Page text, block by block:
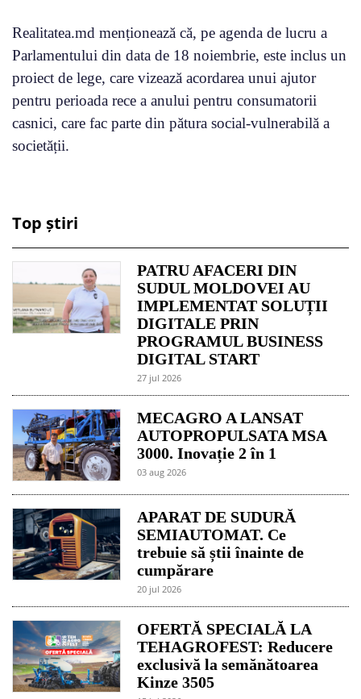
Realitatea.md menționează că, pe agenda de lucru a
Parlamentului din data de 18 noiembrie, este inclus un
proiect de lege, care vizează acordarea unui ajutor
pentru perioada rece a anului pentru consumatorii
casnici, care fac parte din pătura social-vulnerabilă a
societății.
Top știri
PATRU AFACERI DIN
SUDUL MOLDOVEI AU
IMPLEMENTAT SOLUȚII
DIGITALE PRIN
PROGRAMUL BUSINESS
DIGITAL START
27 jul 2026
MECAGRO A LANSAT
AUTOPROPULSATA MSA
3000. Inovație 2 în 1
03 aug 2026
APARAT DE SUDURĂ
SEMIAUTOMAT. Ce
trebuie să știi înainte de
cumpărare
20 jul 2026
OFERTĂ SPECIALĂ LA
TEHAGROFEST: Reducere
exclusivă la semănătoarea
Kinze 3505